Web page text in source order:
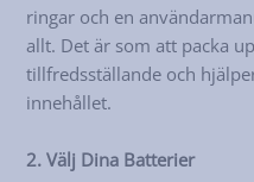
ringar och en
allt. Det är som att packa
tillfredsställande och
innehållet.
2. Välj Dina Batterier